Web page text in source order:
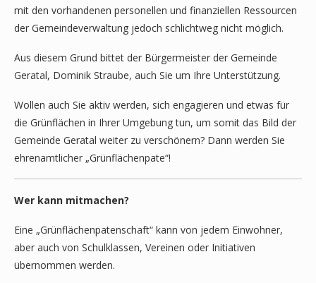
mit den vorhandenen personellen und finanziellen Ressourcen
der Gemeindeverwaltung jedoch schlichtweg nicht möglich.
Aus diesem Grund bittet der Bürgermeister der Gemeinde
Geratal, Dominik Straube, auch Sie um Ihre Unterstützung.
Wollen auch Sie aktiv werden, sich engagieren und etwas für
die Grünflächen in Ihrer Umgebung tun, um somit das Bild der
Gemeinde Geratal weiter zu verschönern? Dann werden Sie
ehrenamtlicher „Grünflächenpate“!
Wer kann mitmachen?
Eine „Grünflächenpatenschaft“ kann von jedem Einwohner,
aber auch von Schulklassen, Vereinen oder Initiativen
übernommen werden.